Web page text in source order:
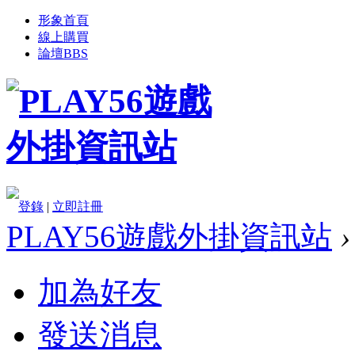
形象首頁
線上購買
論壇BBS
登錄 | 立即註冊
PLAY56遊戲外掛資訊站 ›
加為好友
發送消息